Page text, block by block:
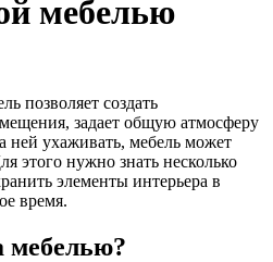
мебелью
позволяет создать
задает общую атмосферу
ней ухаживать, мебель может
этого нужно знать несколько
элементы интерьера в
время.
мебелью?